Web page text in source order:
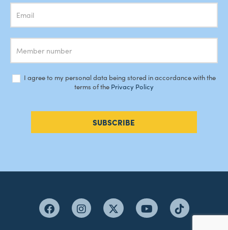
I agree to my personal data being stored in accordance with the
terms of the Privacy Policy
SUBSCRIBE